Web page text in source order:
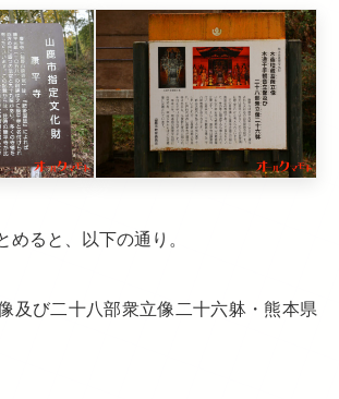
めると、以下の通り。
及び二十八部衆立像二十六躰・熊本県